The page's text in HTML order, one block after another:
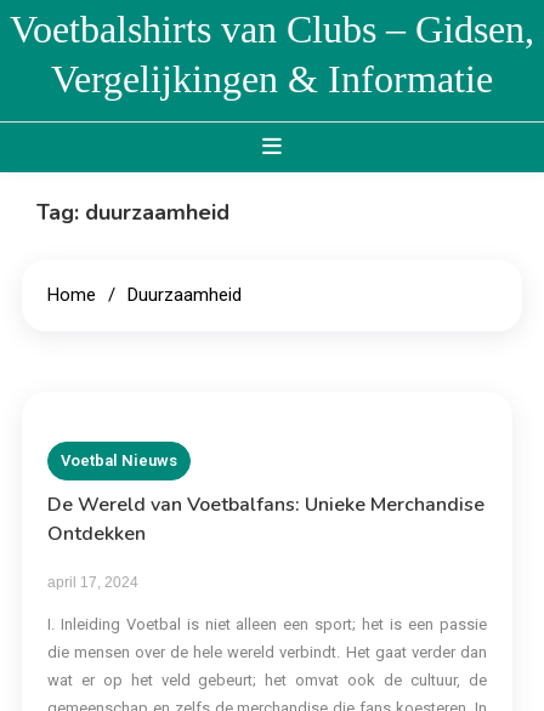
Skip
content
Voetbalshirts van Clubs – Gidsen,
Vergelijkingen & Informatie
Tag: duurzaamheid
Home Duurzaamheid
Voetbal Nieuws
De Wereld van Voetbalfans: Unieke Merchandise
Ontdekken
april 17, 2024
I. Inleiding Voetbal is niet alleen een sport; het is een passie
die mensen over de hele wereld verbindt. Het gaat verder dan
wat er op het veld gebeurt; het omvat ook de cultuur, de